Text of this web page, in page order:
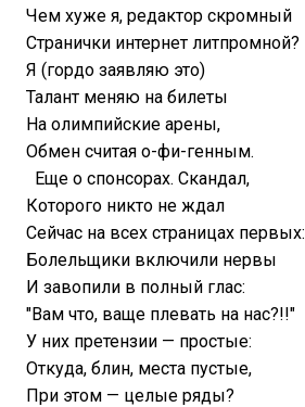
Чем хуже я, редактор скромный
Странички интернет литпромной?
Я (гордо заявляю это)
Талант меняю на билеты
На олимпийские арены,
Обмен считая о-фи-генным.
Еще о спонсорах. Скандал,
Которого никто не ждал
Сейчас на всех страницах первых:
Болельщики включили нервы
И завопили в полный глас:
"Вам что, ваще плевать на нас?!!"
У них претензии — простые:
Откуда, блин, места пустые,
При этом — целые ряды?